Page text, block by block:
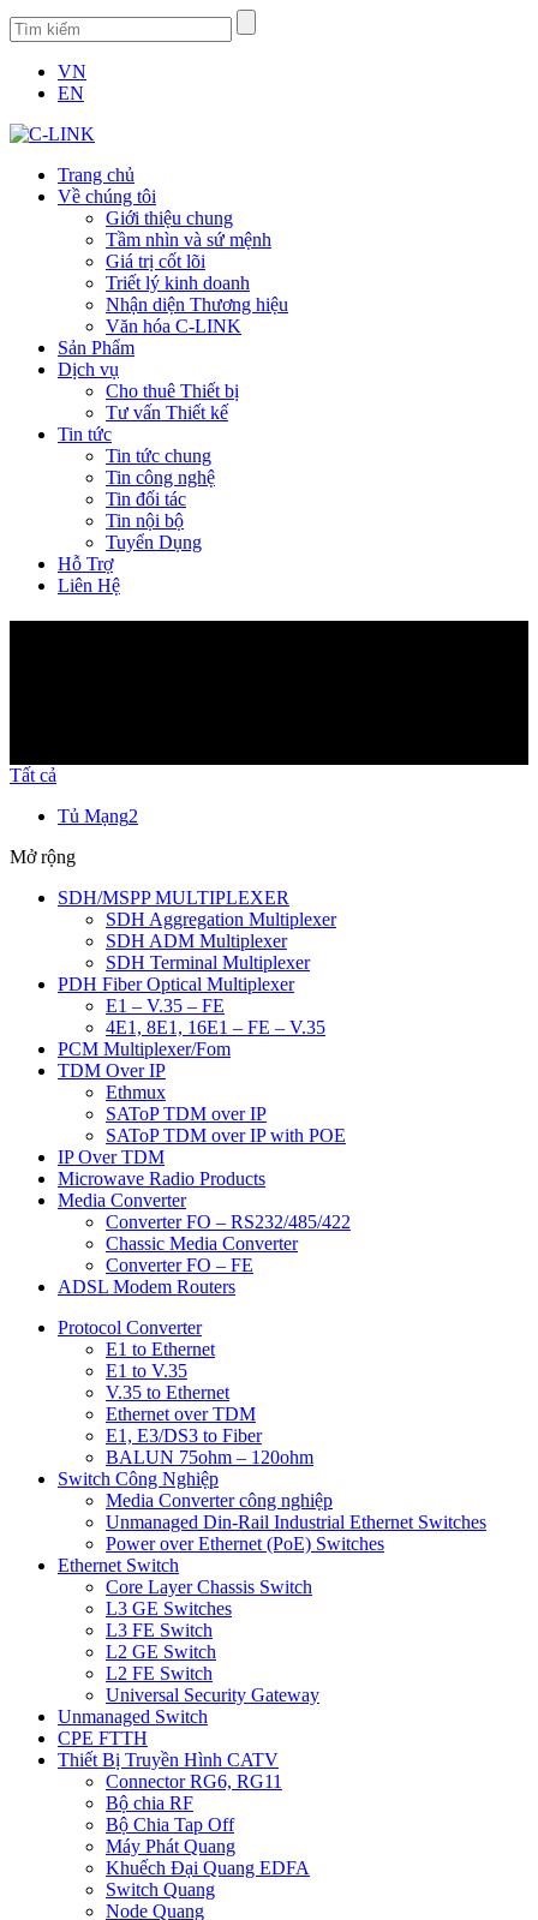
VN
EN
Trang chủ
Về chúng tôi
Giới thiệu chung
Tầm nhìn và sứ mệnh
Giá trị cốt lõi
Triết lý kinh doanh
Nhận diện Thương hiệu
Văn hóa C-LINK
Sản Phẩm
Dịch vụ
Cho thuê Thiết bị
Tư vấn Thiết kế
Tin tức
Tin tức chung
Tin công nghệ
Tin đối tác
Tin nội bộ
Tuyển Dụng
Hỗ Trợ
Liên Hệ
Tất cả
Tủ Mạng2
Mở rộng
SDH/MSPP MULTIPLEXER
SDH Aggregation Multiplexer
SDH ADM Multiplexer
SDH Terminal Multiplexer
PDH Fiber Optical Multiplexer
E1 – V.35 – FE
4E1, 8E1, 16E1 – FE – V.35
PCM Multiplexer/Fom
TDM Over IP
Ethmux
SAToP TDM over IP
SAToP TDM over IP with POE
IP Over TDM
Microwave Radio Products
Media Converter
Converter FO – RS232/485/422
Chassic Media Converter
Converter FO – FE
ADSL Modem Routers
Protocol Converter
E1 to Ethernet
E1 to V.35
V.35 to Ethernet
Ethernet over TDM
E1, E3/DS3 to Fiber
BALUN 75ohm – 120ohm
Switch Công Nghiệp
Media Converter công nghiệp
Unmanaged Din-Rail Industrial Ethernet Switches
Power over Ethernet (PoE) Switches
Ethernet Switch
Core Layer Chassis Switch
L3 GE Switches
L3 FE Switch
L2 GE Switch
L2 FE Switch
Universal Security Gateway
Unmanaged Switch
CPE FTTH
Thiết Bị Truyền Hình CATV
Connector RG6, RG11
Bộ chia RF
Bộ Chia Tap Off
Máy Phát Quang
Khuếch Đại Quang EDFA
Switch Quang
Node Quang